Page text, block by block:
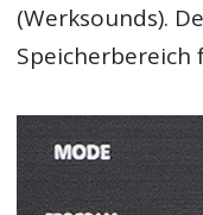
(Werksounds).
Speicherbereich